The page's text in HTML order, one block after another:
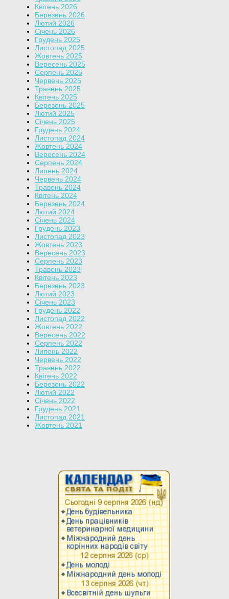
Квітень 2026
Березень 2026
Лютий 2026
Січень 2026
Грудень 2025
Листопад 2025
Жовтень 2025
Вересень 2025
Серпень 2025
Червень 2025
Травень 2025
Квітень 2025
Березень 2025
Лютий 2025
Січень 2025
Грудень 2024
Листопад 2024
Жовтень 2024
Вересень 2024
Серпень 2024
Липень 2024
Червень 2024
Травень 2024
Квітень 2024
Березень 2024
Лютий 2024
Січень 2024
Грудень 2023
Листопад 2023
Жовтень 2023
Вересень 2023
Серпень 2023
Травень 2023
Квітень 2023
Березень 2023
Лютий 2023
Січень 2023
Грудень 2022
Листопад 2022
Жовтень 2022
Вересень 2022
Серпень 2022
Липень 2022
Червень 2022
Травень 2022
Квітень 2022
Березень 2022
Лютий 2022
Січень 2022
Грудень 2021
Листопад 2021
Жовтень 2021